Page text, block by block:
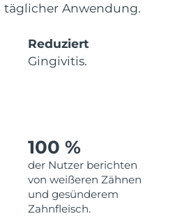
Anwendung.
Reduziert
Gingivitis.
100 %
der Nutzer berichten
von weißeren Zähnen
und gesünderem
Zahnfleisch.